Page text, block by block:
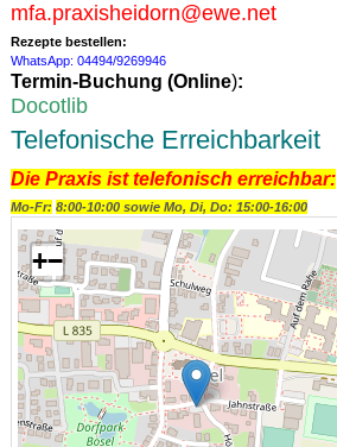
mfa.praxisheidorn@ewe.net
Rezepte bestellen:
WhatsApp: 04494/9269946
Termin-Buchung (Online):
Docotlib
Telefonische Erreichbarkeit
Die Praxis ist telefonisch erreichbar:
Mo-Fr: 8:00-10:00 sowie Mo, Di, Do: 15:00-16:00
+−